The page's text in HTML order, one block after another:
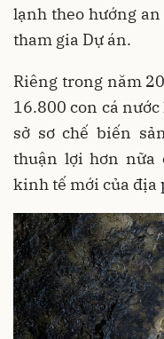
lạnh theo hướng
tham gia Dự án.
Riêng trong năm
16.800 con cá
sở sơ chế biến
thuận lợi hơn nữa
kinh tế mới của địa